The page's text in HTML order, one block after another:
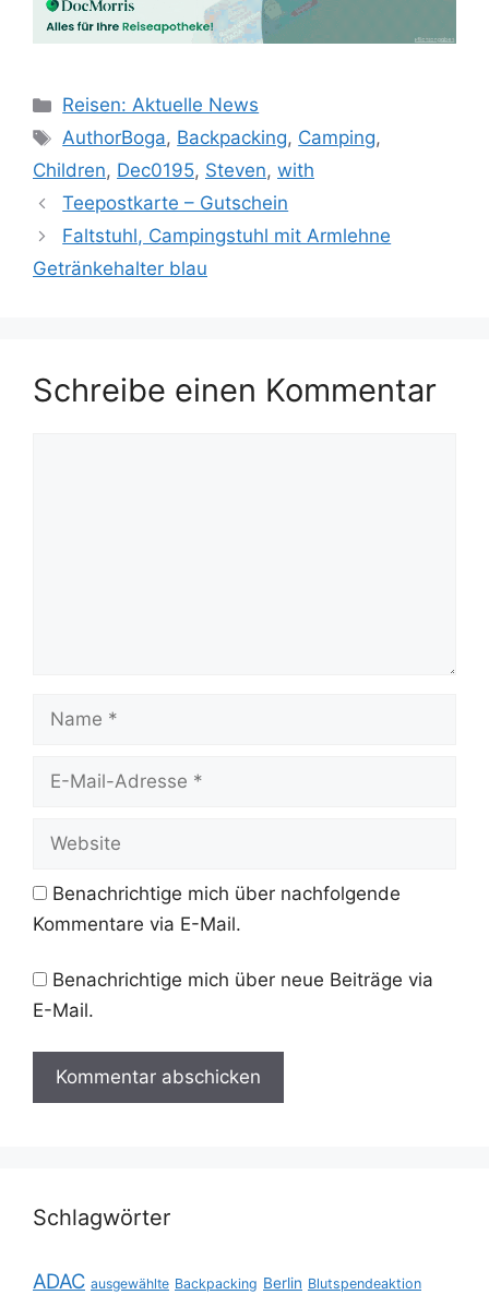
Kategorien
Reisen: Aktuelle News
Schlagwörter
AuthorBoga, Backpacking, Camping,
Children, Dec0195, Steven, with
Teepostkarte – Gutschein
Faltstuhl, Campingstuhl mit Armlehne
Getränkehalter blau
Schreibe einen Kommentar
Name
Website
Benachrichtige mich über nachfolgende
Kommentare via E-Mail.
Benachrichtige mich über neue Beiträge via
E-Mail.
Schlagwörter
ADAC ausgewählte Backpacking Berlin Blutspendeaktion